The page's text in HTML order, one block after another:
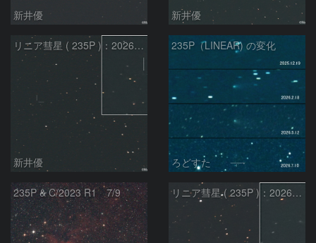
新井優 新井優
リニア彗星 ( 235P )：2026/07/08
新井優
235P（LINEAR) の変化
ろどすた
235P & C/2023 R1 7/9 リニア彗星 ( 235P )：2026/05/20